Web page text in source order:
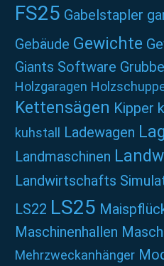
FS25 Gabelstapler
Gebäude Gewichte
Giants Software
Holzgaragen
Kettensägen Kipper
kuhstall Ladewagen
Landmaschinen
Landwirtschafts
LS22 LS25
Maschinenhallen
Mehrzweckanhänger